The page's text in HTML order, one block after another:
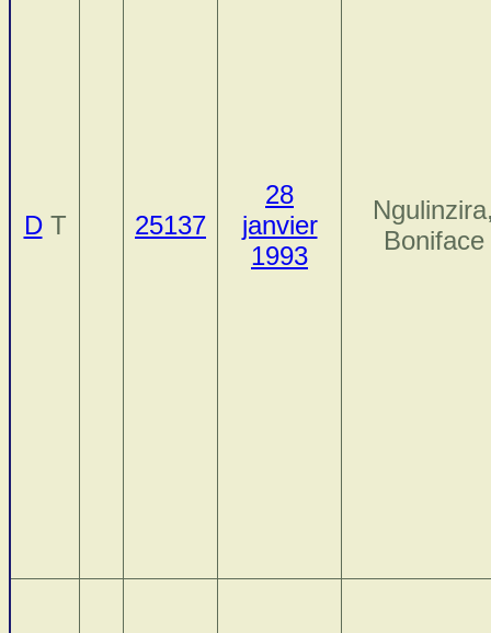
DT 25137
28
janvier
1993
Boniface